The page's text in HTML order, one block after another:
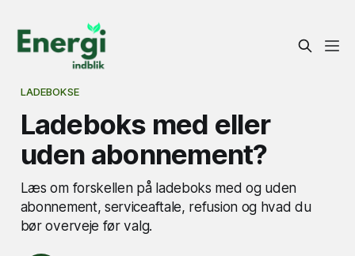
LADEBOKSE
Ladeboks med eller
uden abonnement?
Læs om forskellen på ladeboks med og uden
abonnement, serviceaftale, refusion og hvad du
bør overveje før valg.